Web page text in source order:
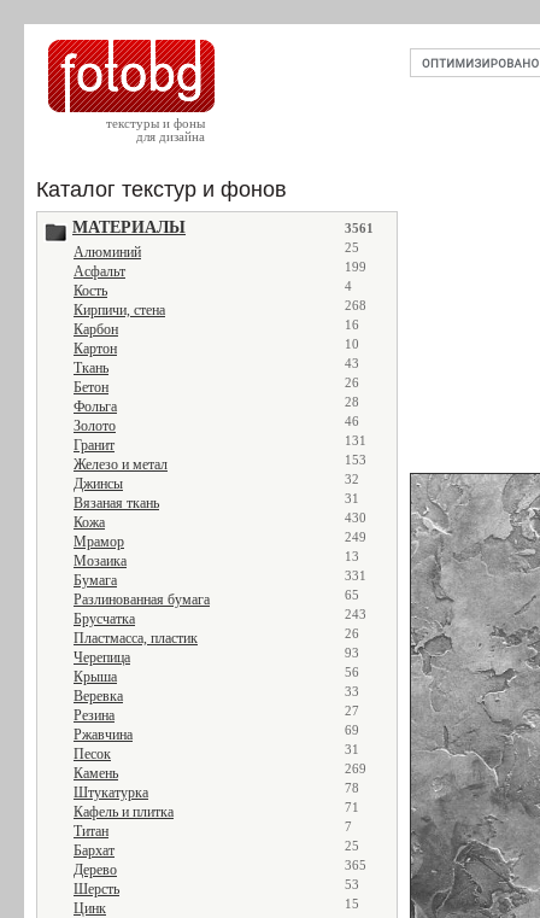
текстуры и фоны
для дизайна
Каталог текстур и фонов
МАТЕРИАЛЫ 3561
Алюминий 25
Асфальт 199
Кость 4
Кирпичи, стена 268
Карбон 16
Картон 10
Ткань 43
Бетон 26
Фольга 28
Золото 46
Гранит 131
Железо и метал 153
Джинсы 32
Вязаная ткань 31
Кожа 430
Мрамор 249
Мозаика 13
Бумага 331
Разлинованная бумага 65
Брусчатка 243
Пластмасса, пластик 26
Черепица 93
Крыша 56
Веревка 33
Резина 27
Ржавчина 69
Песок 31
Камень 269
Штукатурка 78
Кафель и плитка 71
Титан 7
Бархат 25
Дерево 365
Шерсть 53
Цинк 15